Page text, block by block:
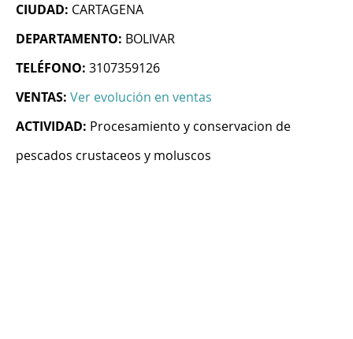
CIUDAD: CARTAGENA
DEPARTAMENTO: BOLIVAR
TELÉFONO: 3107359126
VENTAS: Ver evolución en ventas
ACTIVIDAD: Procesamiento y conservacion de
pescados crustaceos y moluscos